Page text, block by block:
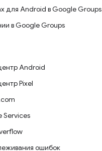
для Android в Google Groups
в Google Groups
Android
Pixel
Services
ошибок